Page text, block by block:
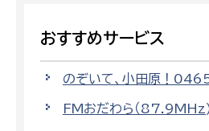
おすすめサービス
のぞいて、小田原！
FMおだわら（